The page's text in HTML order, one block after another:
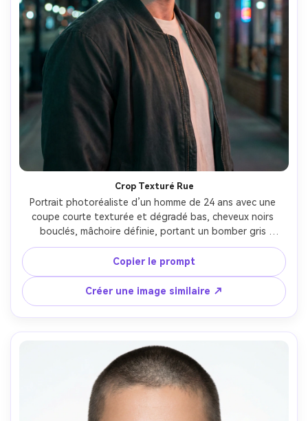
Crop Texturé Rue
Portrait photoréaliste d’un homme de 24 ans avec une
coupe courte texturée et dégradé bas, cheveux noirs
bouclés, mâchoire définie, portant un bomber gris
anthracite et t-shirt blanc, fond urbain avec néons flous,
scène de nuit avec éclairage de contour et lueur néon,
Nikon Z8, 85mm f/1.8, cadrage au niveau des yeux,
portrait demi-corps, ambiance moderne dynamique,
texture de peau réaliste, contours nets des cheveux,
haute résolution, étalonnage ciné turquoise-orange --ar
4:5
Copier le prompt
Créer une image similaire ↗